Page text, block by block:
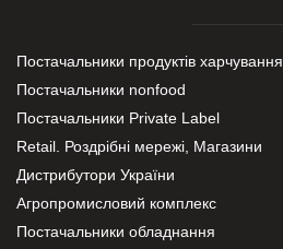
Постачальники продуктів харчування
Постачальники nonfood
Постачальники Private Label
Retail. Роздрібні мережі, Магазини
Дистрибутори України
Агропромисловий комплекс
Постачальники обладнання